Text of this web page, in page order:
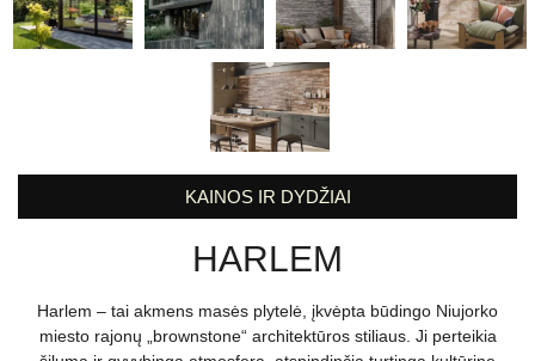
KAINOS IR DYDŽIAI
HARLEM
Harlem – tai akmens masės plytelė, įkvėpta būdingo Niujorko
miesto rajonų „brownstone“ architektūros stiliaus. Ji perteikia